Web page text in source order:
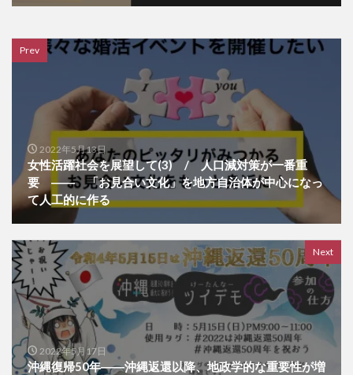
Prev
2022年5月13日
女性活躍社会を展望して(3) / 人口減対策が一番重
要 ―― 「お見合い文化」を地方自治体が中心になっ
て人工的に作る
Next
2022年5月17日
沖縄復帰50年――沖縄返還以降、地政学的な重要性が増